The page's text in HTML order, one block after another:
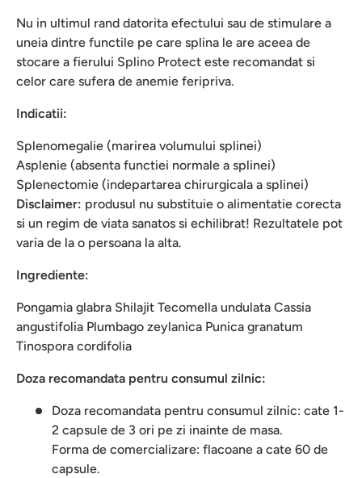
Nu in ultimul rand datorita efectului sau de stimulare a
uneia dintre functile pe care splina le are aceea de
stocare a fierului Splino Protect este recomandat si
celor care sufera de anemie feripriva.
Indicatii:
Splenomegalie (marirea volumului splinei)
Asplenie (absenta functiei normale a splinei)
Splenectomie (indepartarea chirurgicala a splinei)
Disclaimer: produsul nu substituie o alimentatie corecta
si un regim de viata sanatos si echilibrat! Rezultatele pot
varia de la o persoana la alta.
Ingrediente:
Pongamia glabra Shilajit Tecomella undulata Cassia
angustifolia Plumbago zeylanica Punica granatum
Tinospora cordifolia
Doza recomandata pentru consumul zilnic:
Doza recomandata pentru consumul zilnic: cate 1-
2 capsule de 3 ori pe zi inainte de masa.
Forma de comercializare: flacoane a cate 60 de
capsule.